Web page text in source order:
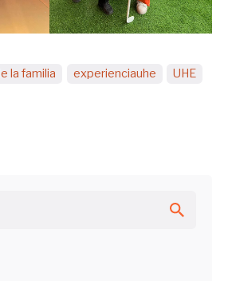
la familia experienciauhe UHE